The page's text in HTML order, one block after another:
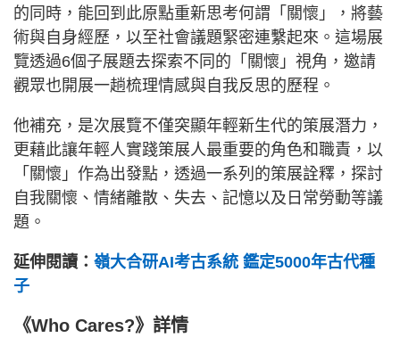
的同時，能回到此原點重新思考何謂「關懷」，將藝
術與自身經歷，以至社會議題緊密連繫起來。這場展
覽透過6個子展題去探索不同的「關懷」視角，邀請
觀眾也開展一趟梳理情感與自我反思的歷程。
他補充，是次展覽不僅突顯年輕新生代的策展潛力，
更藉此讓年輕人實踐策展人最重要的角色和職責，以
「關懷」作為出發點，透過一系列的策展詮釋，探討
自我關懷、情緒離散、失去、記憶以及日常勞動等議
題。
延伸閱讀： 嶺大合研AI考古系統 鑑定5000年古代種
子
《Who Cares?》詳情